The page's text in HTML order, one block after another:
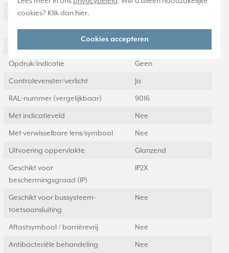
cookies? Klik dan hier.
Cookies accepteren
Oppervlaktebescherming
Materiaal Kunststof
Opdruk/indicatie Geen
Controlevenster/verlicht Ja
RAL-nummer (vergelijkbaar) 9016
Met indicatieveld Nee
Met verwisselbare lens/symbool Nee
Uitvoering oppervlakte Glanzend
Geschikt voor
beschermingsgraad (IP)
IP2X
Geschikt voor bussysteem-
toetsaansluiting
Nee
Aftastsymbool / barrièrevrij Nee
Antibacteriële behandeling Nee